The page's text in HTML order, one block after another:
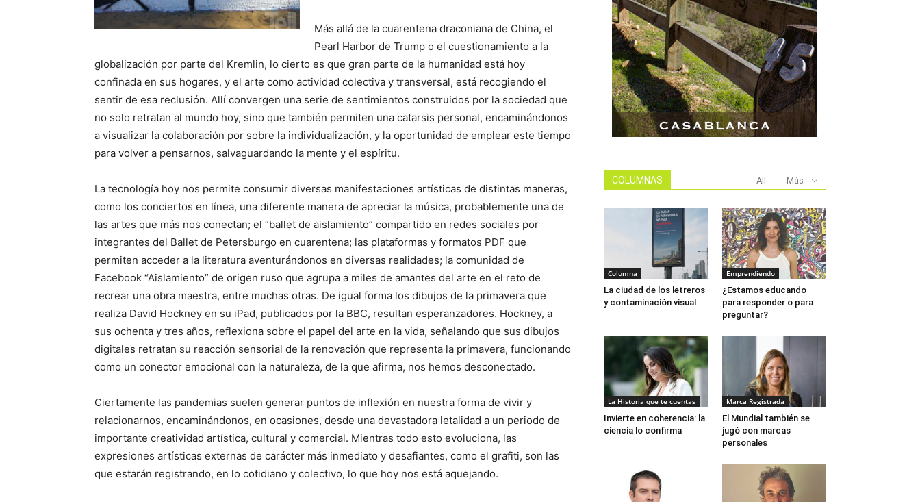
Más allá de la cuarentena draconiana de China, el
Pearl Harbor de Trump o el cuestionamiento a la
globalización por parte del Kremlin, lo cierto es que gran parte de la humanidad está hoy
confinada en sus hogares, y el arte como actividad colectiva y transversal, está recogiendo el
sentir de esa reclusión. Allí convergen una serie de sentimientos construidos por la sociedad que
no solo retratan al mundo hoy, sino que también permiten una catarsis personal, encaminándonos
a visualizar la colaboración por sobre la individualización, y la oportunidad de emplear este tiempo
para volver a pensarnos, salvaguardando la mente y el espíritu.
La tecnología hoy nos permite consumir diversas manifestaciones artísticas de distintas maneras,
como los conciertos en línea, una diferente manera de apreciar la música, probablemente una de
las artes que más nos conectan; el “ballet de aislamiento” compartido en redes sociales por
integrantes del Ballet de Petersburgo en cuarentena; las plataformas y formatos PDF que
permiten acceder a la literatura aventurándonos en diversas realidades; la comunidad de
Facebook “Aislamiento” de origen ruso que agrupa a miles de amantes del arte en el reto de
recrear una obra maestra, entre muchas otras. De igual forma los dibujos de la primavera que
realiza David Hockney en su iPad, publicados por la BBC, resultan esperanzadores. Hockney, a
sus ochenta y tres años, reflexiona sobre el papel del arte en la vida, señalando que sus dibujos
digitales retratan su reacción sensorial de la renovación que representa la primavera, funcionando
como un conector emocional con la naturaleza, de la que afirma, nos hemos desconectado.
Ciertamente las pandemias suelen generar puntos de inflexión en nuestra forma de vivir y
relacionarnos, encaminándonos, en ocasiones, desde una devastadora letalidad a un periodo de
importante creatividad artística, cultural y comercial. Mientras todo esto evoluciona, las
expresiones artísticas externas de carácter más inmediato y desafiantes, como el grafiti, son las
que estarán registrando, en lo cotidiano y colectivo, lo que hoy nos está aquejando.
COLUMNAS All Más
Columna
La ciudad de los letreros
y contaminación visual
Emprendiendo
¿Estamos educando
para responder o para
preguntar?
La Historia que te cuentas
Invierte en coherencia: la
ciencia lo confirma
Marca Registrada
El Mundial también se
jugó con marcas
personales